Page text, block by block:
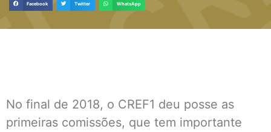
Facebook Twitter WhatsApp
No final de 2018, o CREF1 deu posse as
primeiras comissões, que tem importante